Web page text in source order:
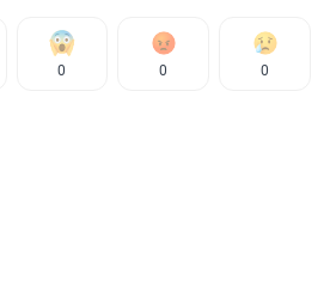
0 0 0